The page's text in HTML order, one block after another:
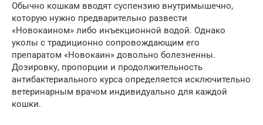
Обычно кошкам вводят суспензию внутримышечно,
которую нужно предварительно развести
«Новокаином» либо инъекционной водой. Однако
уколы с традиционно сопровождающим его
препаратом «Новокаин» довольно болезненны.
Дозировку, пропорции и продолжительность
антибактериального курса определяется исключительно
ветеринарным врачом индивидуально для каждой
кошки.